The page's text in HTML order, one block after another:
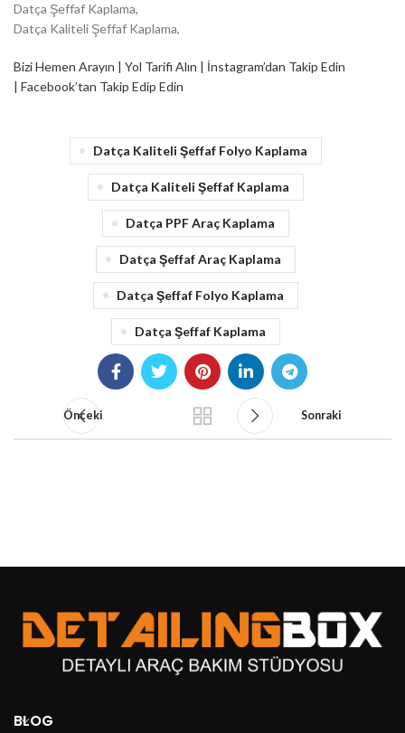
Datça Şeffaf Kaplama,
Datça Kaliteli Şeffaf Kaplama,
Bizi Hemen Arayın | Yol Tarifi Alın | İnstagram’dan Takip Edin
| Facebook’tan Takip Edip Edin
Datça Kaliteli Şeffaf Folyo Kaplama
Datça Kaliteli Şeffaf Kaplama
Datça PPF Araç Kaplama
Datça Şeffaf Araç Kaplama
Datça Şeffaf Folyo Kaplama
Datça Şeffaf Kaplama
Önceki Sonraki
BLOG